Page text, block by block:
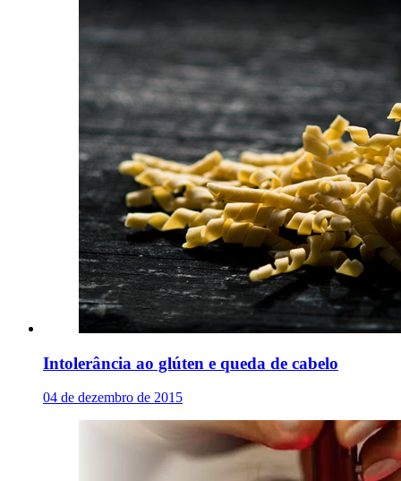
Intolerância ao glúten e queda de cabelo
04 de dezembro de 2015